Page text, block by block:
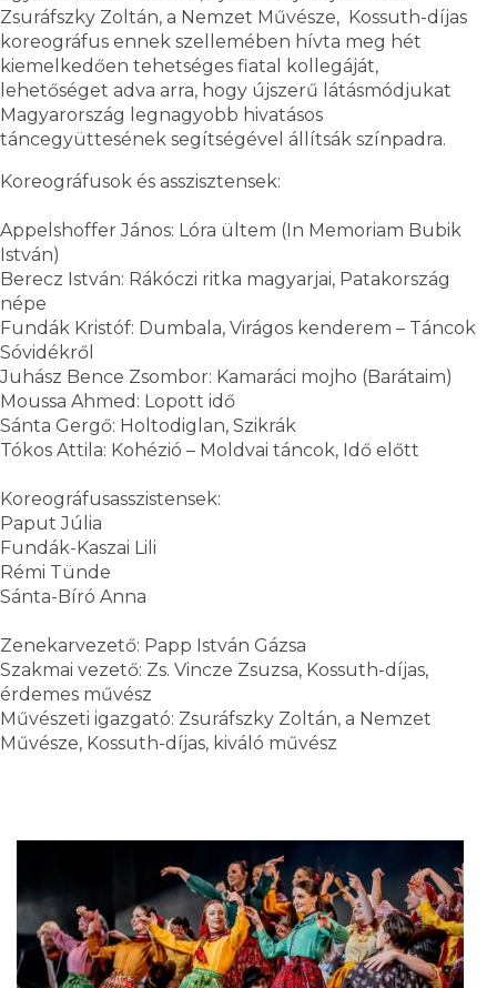
Zsuráfszky Zoltán, a Nemzet Művésze, Kossuth-díjas
koreográfus ennek szellemében hívta meg hét
kiemelkedően tehetséges fiatal kollegáját,
lehetőséget adva arra, hogy újszerű látásmódjukat
Magyarország legnagyobb hivatásos
táncegyüttesének segítségével állítsák színpadra.
Koreográfusok és asszisztensek:
Appelshoffer János: Lóra ültem (In Memoriam Bubik
István)
Berecz István: Rákóczi ritka magyarjai, Patakország
népe
Fundák Kristóf: Dumbala, Virágos kenderem – Táncok
Sóvidékről
Juhász Bence Zsombor: Kamaráci mojho (Barátaim)
Moussa Ahmed: Lopott idő
Sánta Gergő: Holtodiglan, Szikrák
Tókos Attila: Kohézió – Moldvai táncok, Idő előtt
Koreográfusasszistensek:
Paput Júlia
Fundák-Kaszai Lili
Rémi Tünde
Sánta-Bíró Anna
Zenekarvezető: Papp István Gázsa
Szakmai vezető: Zs. Vincze Zsuzsa, Kossuth-díjas,
érdemes művész
Művészeti igazgató: Zsuráfszky Zoltán, a Nemzet
Művésze, Kossuth-díjas, kiváló művész